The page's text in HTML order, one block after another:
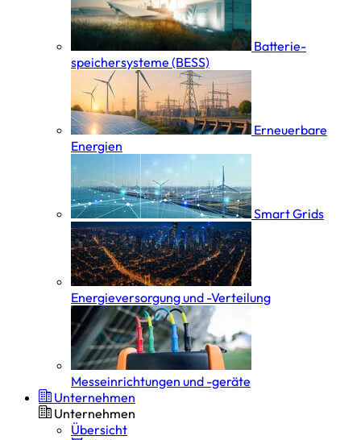
Batterie­
speicher­systeme (BESS)
Erneuerbare
Energien
Smart Grids
Energieversorgung und -Verteilung
Messeinrichtungen und -geräte
Unternehmen
Unternehmen
Übersicht